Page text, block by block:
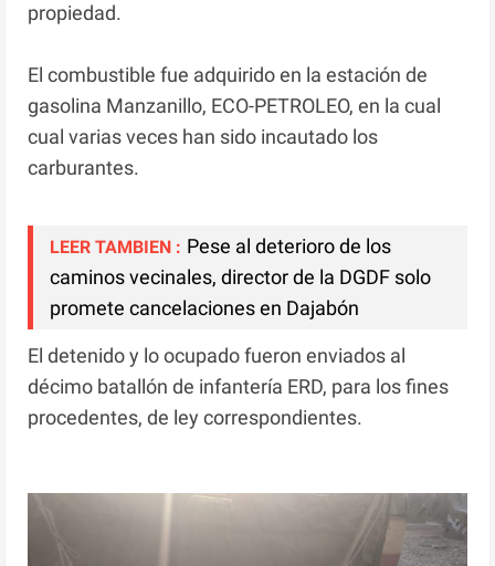
propiedad.
El combustible fue adquirido en la estación de
gasolina Manzanillo, ECO-PETROLEO, en la cual
cual varias veces han sido incautado los
carburantes.
LEER TAMBIEN : Pese al deterioro de los
caminos vecinales, director de la DGDF solo
promete cancelaciones en Dajabón
El detenido y lo ocupado fueron enviados al
décimo batallón de infantería ERD, para los fines
procedentes, de ley correspondientes.